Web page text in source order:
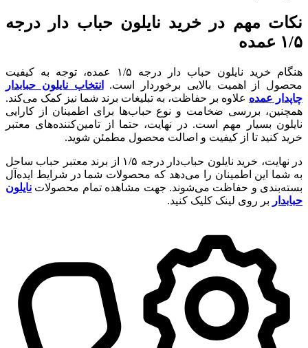
نکات مهم در خرید نایلون حباب دار درجه
۱/۵ عمده
هنگام خرید نایلون حباب دار درجه ۱/۵ عمده، توجه به کیفیت
محصول از اهمیت بالایی برخوردار است.
انتخاب نایلون حبابدار
چاپدار عمده علاوه بر حفاظت، به تبلیغات برند شما نیز کمک می‌کند.
همچنین، بررسی ضخامت و نوع حباب‌ها برای اطمینان از کارایی
نایلون بسیار مهم است. در نهایت، حتما از تامین‌کننده‌های معتبر
خرید کنید تا از کیفیت و اصالت محصول مطمئن شوید.
در نهایت، خرید نایلون حباب‌دار درجه ۱/۵ از برند معتبر حباب ساحل
به شما این اطمینان را می‌دهد که محصولات شما در شرایط ایده‌آل
بسته‌بندی و حفاظت می‌شوند. جهت مشاهده تمام محصولات نایلون
حبابدار بر روی لینک کلیک کنید.